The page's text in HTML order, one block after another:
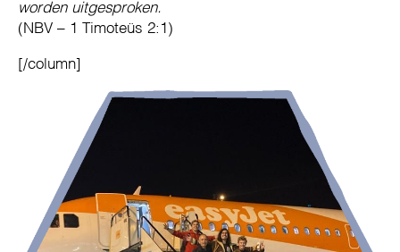
worden uitgesproken.
(NBV – 1 Timoteüs 2:1)
[/column]